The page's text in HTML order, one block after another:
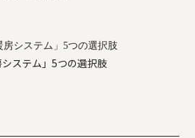
ステム」5つの選択肢